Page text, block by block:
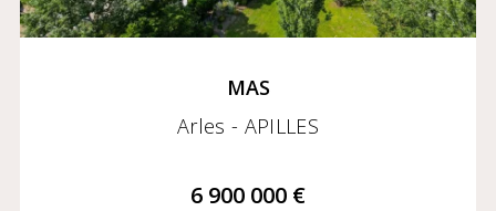
MAS
Arles - APILLES
6 900 000 €